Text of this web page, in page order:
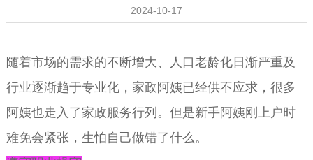
2024-10-17
随着市场的需求的不断增大、人口老龄化日渐严重及
行业逐渐趋于专业化，家政阿姨已经供不应求，很多
阿姨也走入了家政服务行列。但是新手阿姨刚上户时
难免会紧张，生怕自己做错了什么。